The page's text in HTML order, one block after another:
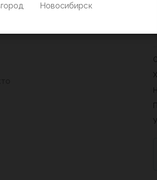
Новосибирск